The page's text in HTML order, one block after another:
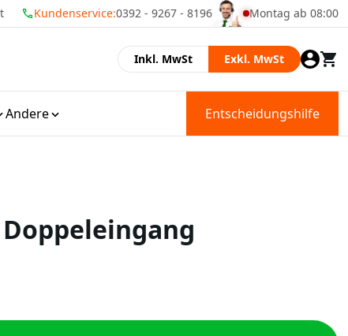
Kundenservice:0392 - 9267 - 8196
Momenteel zijn wij
Montag ab 08:00
Inkl. MwSt Exkl. MwSt
Andere Entscheidungshilfe